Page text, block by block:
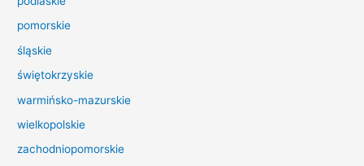
pomorskie
śląskie
świętokrzyskie
warmińsko-mazurskie
wielkopolskie
zachodniopomorskie